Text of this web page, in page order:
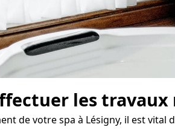
les travaux
de votre spa à Lésigny, il est vital